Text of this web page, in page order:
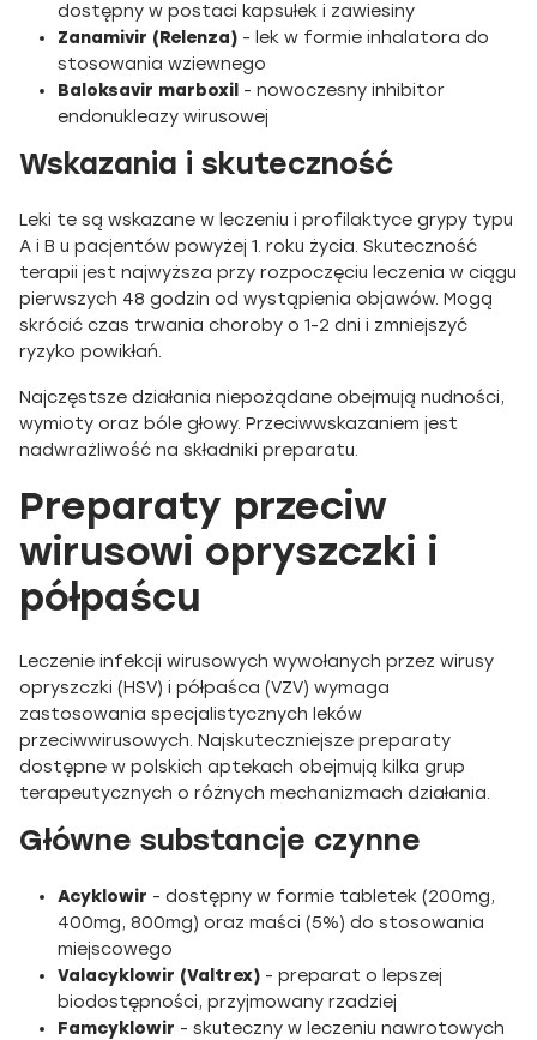
dostępny w postaci kapsułek i zawiesiny
Zanamivir (Relenza) - lek w formie inhalatora do
stosowania wziewnego
Baloksavir marboxil - nowoczesny inhibitor
endonukleazy wirusowej
Wskazania i skuteczność
Leki te są wskazane w leczeniu i profilaktyce grypy typu
A i B u pacjentów powyżej 1. roku życia. Skuteczność
terapii jest najwyższa przy rozpoczęciu leczenia w ciągu
pierwszych 48 godzin od wystąpienia objawów. Mogą
skrócić czas trwania choroby o 1-2 dni i zmniejszyć
ryzyko powikłań.
Najczęstsze działania niepożądane obejmują nudności,
wymioty oraz bóle głowy. Przeciwwskazaniem jest
nadwrażliwość na składniki preparatu.
Preparaty przeciw
wirusowi opryszczki i
półpaścu
Leczenie infekcji wirusowych wywołanych przez wirusy
opryszczki (HSV) i półpaśca (VZV) wymaga
zastosowania specjalistycznych leków
przeciwwirusowych. Najskuteczniejsze preparaty
dostępne w polskich aptekach obejmują kilka grup
terapeutycznych o różnych mechanizmach działania.
Główne substancje czynne
Acyklowir - dostępny w formie tabletek (200mg,
400mg, 800mg) oraz maści (5%) do stosowania
miejscowego
Valacyklowir (Valtrex) - preparat o lepszej
biodostępności, przyjmowany rzadziej
Famcyklowir - skuteczny w leczeniu nawrotowych